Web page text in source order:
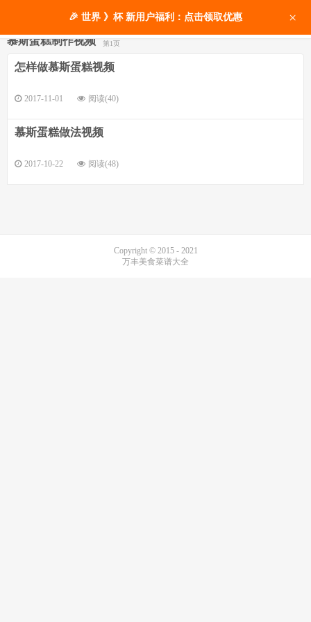
慕斯蛋糕制作视频 第1页
怎样做慕斯蛋糕视频
2017-11-01 阅读(40)
慕斯蛋糕做法视频
2017-10-22 阅读(48)
Copyright © 2015 - 2021
万丰美食菜谱大全
🎉 世界 》杯 新用户福利：点击领取优惠 ×